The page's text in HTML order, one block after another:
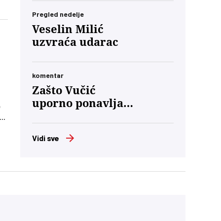
Pregled nedelje
Veselin Milić
uzvraća udarac
komentar
Zašto Vučić
uporno ponavlja
Vidi sve